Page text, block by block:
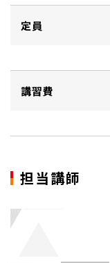
定員
講習費
担当講師